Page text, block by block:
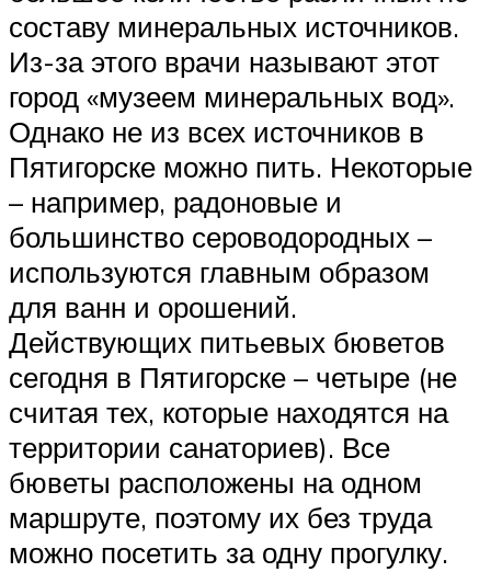
составу минеральных источников.
Из-за этого врачи называют этот
город «музеем минеральных вод».
Однако не из всех источников в
Пятигорске можно пить. Некоторые
– например, радоновые и
большинство сероводородных –
используются главным образом
для ванн и орошений.
Действующих питьевых бюветов
сегодня в Пятигорске – четыре (не
считая тех, которые находятся на
территории санаториев). Все
бюветы расположены на одном
маршруте, поэтому их без труда
можно посетить за одну прогулку.